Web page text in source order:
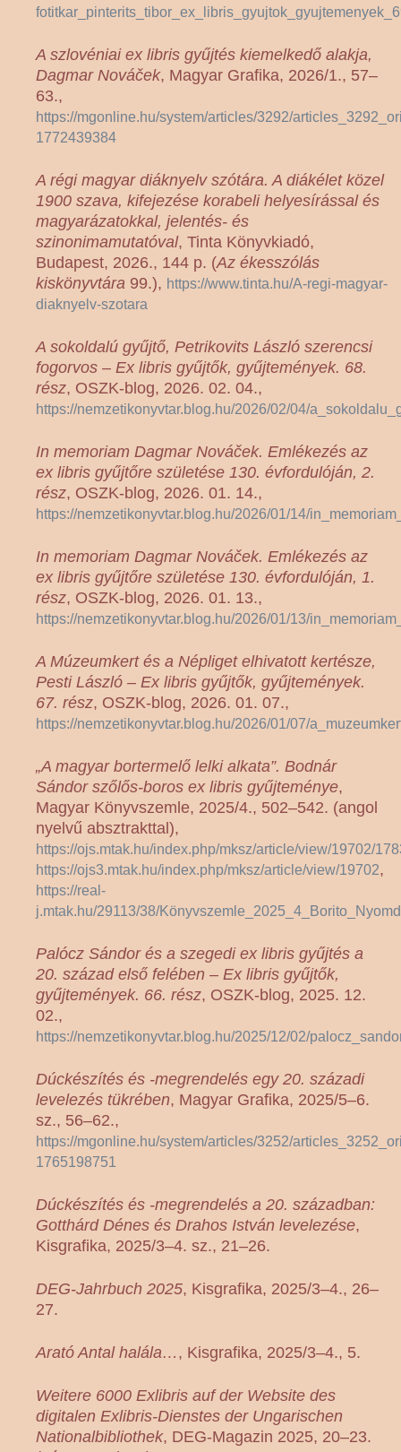
A szlovéniai ex libris gyűjtés kiemelkedő alakja,
Dagmar Nováček, Magyar Grafika, 2026/1., 57–
63.,
https://mgonline.hu/system/articles/3292/
1772439384
A régi magyar diáknyelv szótára. A diákélet közel
1900 szava, kifejezése korabeli helyesírással és
magyarázatokkal, jelentés- és
szinonimamutatóval, Tinta Könyvkiadó,
Budapest, 2026., 144 p. (Az ékesszólás
kiskönyvtára 99.), https://www.tinta.hu/A-regi-magyar-
diaknyelv-szotara
A sokoldalú gyűjtő, Petrikovits László szerencsi
fogorvos – Ex libris gyűjtők, gyűjtemények. 68.
rész, OSZK-blog, 2026. 02. 04.,
https://nemzetikonyvtar.blog.hu/2026/02/04/
In memoriam Dagmar Nováček. Emlékezés az
ex libris gyűjtőre születése 130. évfordulóján, 2.
rész, OSZK-blog, 2026. 01. 14.,
https://nemzetikonyvtar.blog.hu/2026/01/14/
In memoriam Dagmar Nováček. Emlékezés az
ex libris gyűjtőre születése 130. évfordulóján, 1.
rész, OSZK-blog, 2026. 01. 13.,
https://nemzetikonyvtar.blog.hu/2026/01/13/
A Múzeumkert és a Népliget elhivatott kertésze,
Pesti László – Ex libris gyűjtők, gyűjtemények.
67. rész, OSZK-blog, 2026. 01. 07.,
https://nemzetikonyvtar.blog.hu/2026/01/07/
„A magyar bortermelő lelki alkata”. Bodnár
Sándor szőlős-boros ex libris gyűjteménye,
Magyar Könyvszemle, 2025/4., 502–542. (angol
nyelvű absztrakttal),
https://ojs.mtak.hu/index.php/mksz/article/view/19702/
https://ojs3.mtak.hu/index.php/mksz/article/view/19702,
https://real-
j.mtak.hu/29113/38/
Palócz Sándor és a szegedi ex libris gyűjtés a
20. század első felében – Ex libris gyűjtők,
gyűjtemények. 66. rész, OSZK-blog, 2025. 12.
02.,
https://nemzetikonyvtar.blog.hu/2025/12/02/
Dúckészítés és -megrendelés egy 20. századi
levelezés tükrében, Magyar Grafika, 2025/5–6.
sz., 56–62.,
https://mgonline.hu/system/articles/3252/
1765198751
Dúckészítés és -megrendelés a 20. században:
Gotthárd Dénes és Drahos István levelezése,
Kisgrafika, 2025/3–4. sz., 21–26.
DEG-Jahrbuch 2025, Kisgrafika, 2025/3–4., 26–
27.
Arató Antal halála… , Kisgrafika, 2025/3–4., 5.
Weitere 6000 Exlibris auf der Website des
digitalen Exlibris-Dienstes der Ungarischen
Nationalbibliothek, DEG-Magazin 2025, 20–23.